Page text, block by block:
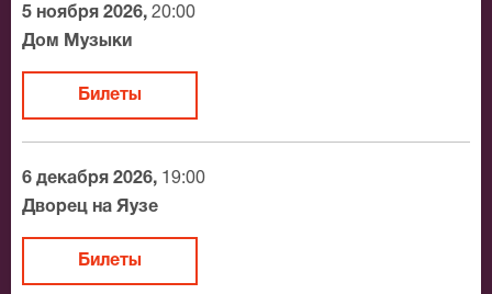
5 ноября 2026, 20:00
Дом Музыки
Билеты
6 декабря 2026, 19:00
Дворец на Яузе
Билеты